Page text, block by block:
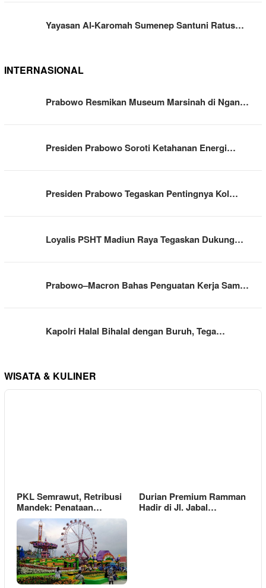
Yayasan Al-Karomah Sumenep Santuni Ratus…
INTERNASIONAL
Prabowo Resmikan Museum Marsinah di Ngan…
Presiden Prabowo Soroti Ketahanan Energi…
Presiden Prabowo Tegaskan Pentingnya Kol…
Loyalis PSHT Madiun Raya Tegaskan Dukung…
Prabowo–Macron Bahas Penguatan Kerja Sam…
Kapolri Halal Bihalal dengan Buruh, Tega…
WISATA & KULINER
PKL Semrawut, Retribusi
Mandek: Penataan…
Durian Premium Ramman
Hadir di Jl. Jabal…